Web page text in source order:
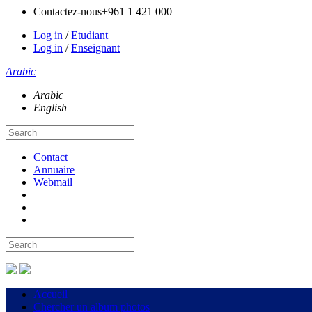
Contactez-nous+961 1 421 000
Log in /Etudiant
Log in /Enseignant
Arabic
Arabic
English
Contact
Annuaire
Webmail
Accueil
Chercher un album photos